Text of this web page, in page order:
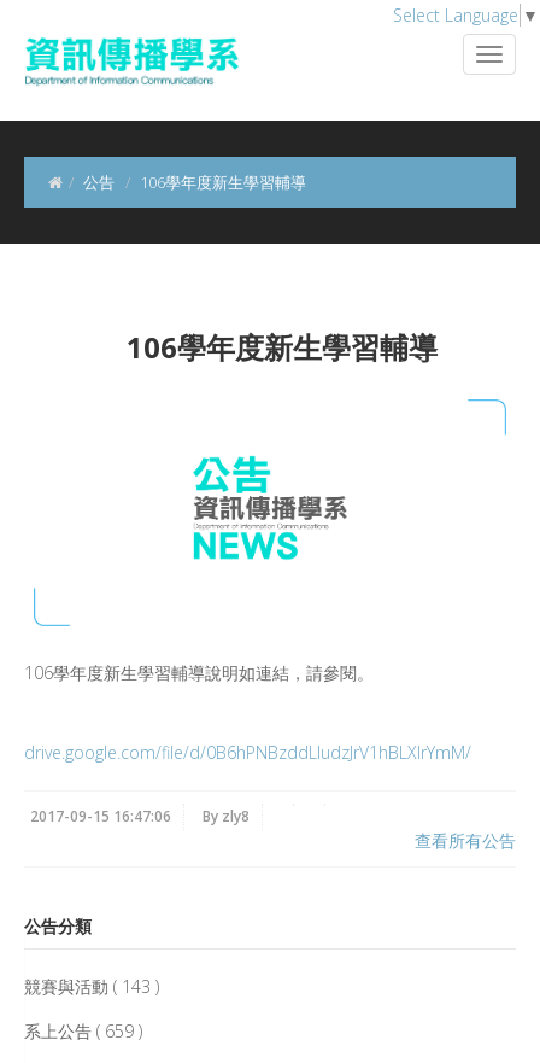
Select Language ▼
公告 106學年度新生學習輔導
106學年度新生學習輔導
106學年度新生學習輔導說明如連結，請參閱。
drive.google.com/file/d/0B6hPNBzddLludzJrV1hBLXlrYmM/
2017-09-15 16:47:06 By zly8
查看所有公告
公告分類
競賽與活動 ( 143 )
系上公告 ( 659 )